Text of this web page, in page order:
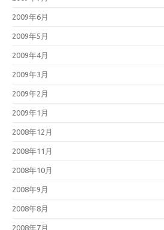
2009年6月
2009年5月
2009年4月
2009年3月
2009年2月
2009年1月
2008年12月
2008年11月
2008年10月
2008年9月
2008年8月
2008年7月